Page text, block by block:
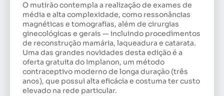
O mutirão contempla a realização de exames de
média e alta complexidade, como ressonâncias
magnéticas e tomografias, além de cirurgias
ginecológicas e gerais — incluindo procedimentos
de reconstrução mamária, laqueadura e catarata.
Uma das grandes novidades desta edição é a
oferta gratuita do Implanon, um método
contraceptivo moderno de longa duração (três
anos), que possui alta eficácia e costuma ter custo
elevado na rede particular.